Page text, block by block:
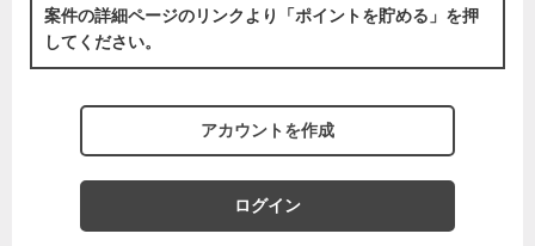
案件の詳細ページのリンクより「ポイントを貯める」を押
してください。
アカウントを作成
ログイン